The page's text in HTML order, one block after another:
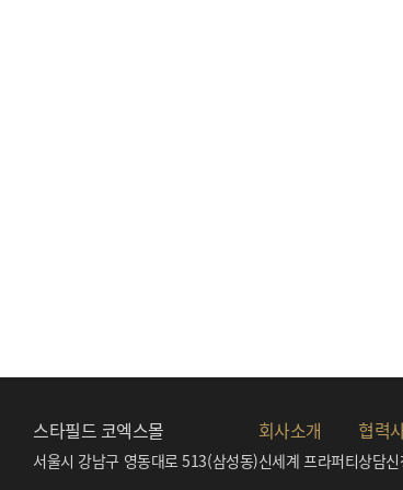
스타필드 코엑스몰
서울시 강남구 영동대로 513(삼성동)
회사소개
신세계 프라퍼티
협력
상담